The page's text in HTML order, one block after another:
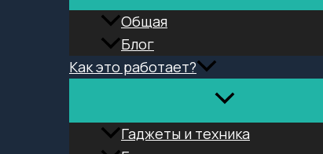
Общая
Блог
Как это работает?
Гаджеты и техника